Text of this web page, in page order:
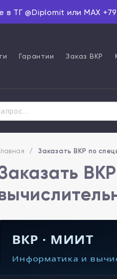
ТГ @Diplomit или MAX
Гарантии Заказ ВКР
/ Заказать ВКР по
ВКР · МИИТ
Информатика и